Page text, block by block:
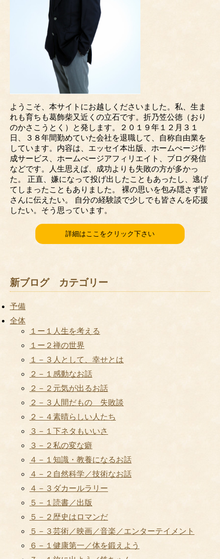
ようこそ、本サイトにお越しくださいました。私、生ま
れも育ちも葛飾柴又近くの立石です。折乃笠公徳（おり
のかさこうとく）と発します。２０１９年１２月３１
日、３８年間勤めていた会社を退職して、自称自由業を
しています。内容は、エッセイ本出版、ホームぺージ作
成サービス、ホームぺージアフィリエイト、ブログ発信
などです。人生思えば、成功よりも失敗の方が多かっ
た。 正直、嫌になって投げ出したこともあったし、逃げ
てしまったこともありました。 裸の思いを包み隠さず皆
さんに伝えたい。 自分の経験談で少しでも皆さんを応援
したい。そう思っています。
詳細はここをクリック下さい
新ブログ カテゴリー
予備
全体
１ー１人生を考える
１ー２禅の世界
１－３人として、幸せとは
２－１感動なお話
２－２元気が出るお話
２－３人間だもの 失敗談
２－４素晴らしい人たち
３－１下ネタもいいさ
３－２私の変な癖
４－１知識・教養になるお話
４－２自然科学／技術なお話
４－３ダカールラリー
５－１読書／出版
５－２歴史はロマンだ
５－３芸術／映画／音楽／エンターテイメント
６－１健康第一／体を鍛えよう